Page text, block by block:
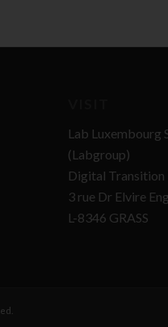
Lab Luxembourg
(Labgroup)
Digital Transition
3 rue Dr Elvire
L-8346 GRASS